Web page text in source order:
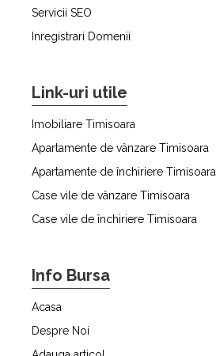
Servicii SEO
Inregistrari Domenii
Link-uri utile
Imobiliare Timisoara
Apartamente de vânzare Timisoara
Apartamente de închiriere Timisoara
Case vile de vânzare Timisoara
Case vile de închiriere Timisoara
Info Bursa
Acasa
Despre Noi